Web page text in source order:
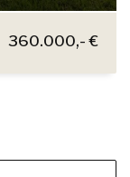
360.000,- €